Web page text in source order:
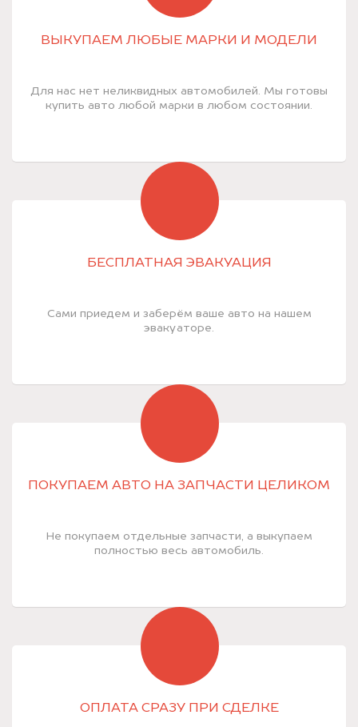
ВЫКУПАЕМ ЛЮБЫЕ МАРКИ И МОДЕЛИ
Для нас нет неликвидных автомобилей. Мы готовы
купить авто любой марки в любом состоянии.
БЕСПЛАТНАЯ ЭВАКУАЦИЯ
Сами приедем и заберём ваше авто на нашем
эвакуаторе.
ПОКУПАЕМ АВТО НА ЗАПЧАСТИ ЦЕЛИКОМ
Не покупаем отдельные запчасти, а выкупаем
полностью весь автомобиль.
ОПЛАТА СРАЗУ ПРИ СДЕЛКЕ